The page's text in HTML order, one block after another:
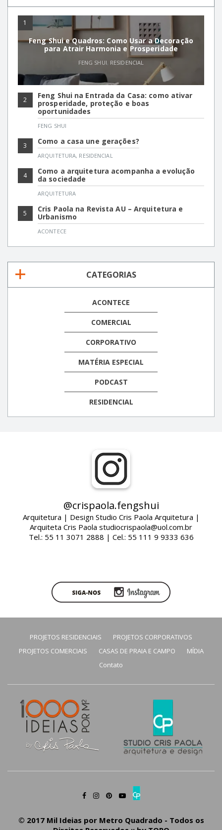
1
Feng Shui e Quadros: Como Usar a Decoração
para Atrair Harmonia e Prosperidade
FENG SHUI, RESIDENCIAL
2
Feng Shui na Entrada da Casa: como ativar
prosperidade, proteção e boas
oportunidades
FENG SHUI
3 Como a casa une gerações?
ARQUITETURA, RESIDENCIAL
4
Como a arquitetura acompanha a evolução
da sociedade
ARQUITETURA
5
Cris Paola na Revista AU – Arquitetura e
Urbanismo
ACONTECE
CATEGORIAS
ACONTECE
COMERCIAL
CORPORATIVO
MATÉRIA ESPECIAL
PODCAST
RESIDENCIAL
@crispaola.fengshui
Arquitetura | Design Studio Cris Paola Arquitetura |
Arquiteta Cris Paola studiocrispaola@uol.com.br
Tel.: 55 11 3071 2888 | Cel.: 55 111 9 9333 636
PROJETOS RESIDENCIAIS
PROJETOS CORPORATIVOS
PROJETOS COMERCIAIS
CASAS DE PRAIA E CAMPO
MÍDIA
Contato
© 2017 Mil Ideias por Metro Quadrado - Todos os